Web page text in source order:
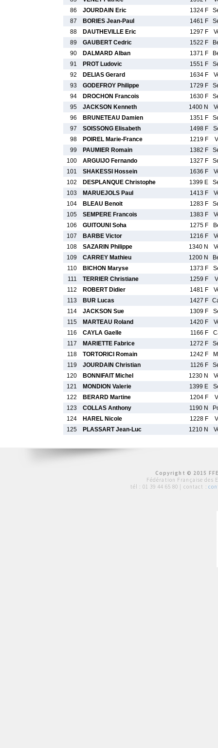
86
JOURDAIN Eric 1324 F
87
BORIES Jean-Paul 1461 F
88
DAUTHEVILLE Eric 1297 F
89
GAUBERT Cedric 1522 F
90
DALMARD Alban 1371 F
91
PROT Ludovic 1551 F
92
DELIAS Gerard 1634 F
93
GODEFROY Philippe 1729 F
94
DROCHON Francois 1630 F
95
JACKSON Kenneth 1400 N
96
BRUNETEAU Damien 1351 F
97
SOISSONG Elisabeth 1498 F
98
POIREL Marie-France 1219 F
99
PAUMIER Romain 1382 F
100
ARGUIJO Fernando 1327 F
101
SHAKESSI Hossein 1636 F
102
DESPLANQUE Christophe 1399 E
103
MARUEJOLS Paul 1413 F
104
BLEAU Benoit 1283 F
105
SEMPERE Francois 1383 F
106
GUITOUNI Soha 1275 F
107
BARBE Victor 1216 F
108
SAZARIN Philippe 1340 N
109
CARREY Mathieu 1200 N
110
BICHON Maryse 1373 F
111
TERRIER Christiane 1259 F
112
ROBERT Didier 1481 F
113
BUR Lucas 1427 F
114
JACKSON Sue 1309 F
115
MARTEAU Roland 1420 F
116
CAYLA Gaelle 1166 F
117
MARIETTE Fabrice 1272 F
118
TORTORICI Romain 1242 F
119
JOURDAIN Christian 1126 F
120
BONNIFAIT Michel 1230 N
121
MONDION Valerie 1399 E
122
BERARD Martine 1204 F
123
COLLAS Anthony 1190 N
124
HAREL Nicole 1228 F
125
PLASSART Jean-Luc 1210 N
Copyright © 2015
Fédération Française des
tél : 01 39 44 65 80 | contact :